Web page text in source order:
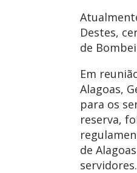
Destes,
de
Em
Alagoas,
para os
reserva,
de
servidores.